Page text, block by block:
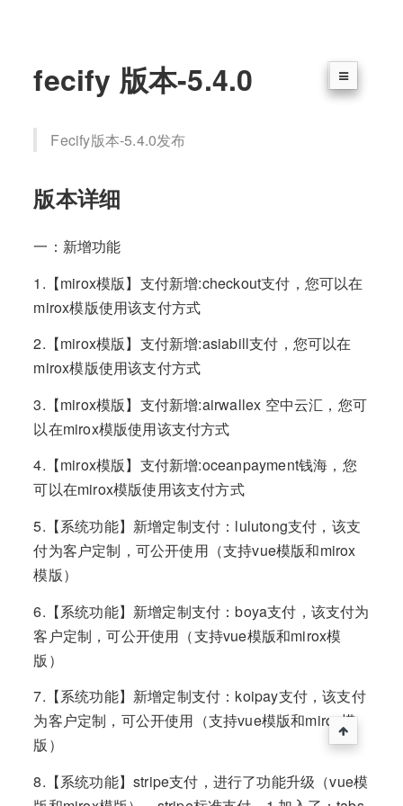
fecify 版本-5.4.0
Fecify版本-5.4.0发布
版本详细
一：新增功能
1.【mirox模版】支付新增:checkout支付，您可以在
mirox模版使用该支付方式
2.【mirox模版】支付新增:asiabill支付，您可以在
mirox模版使用该支付方式
3.【mirox模版】支付新增:airwallex 空中云汇，您可
以在mirox模版使用该支付方式
4.【mirox模版】支付新增:oceanpayment钱海，您
可以在mirox模版使用该支付方式
5.【系统功能】新增定制支付：lulutong支付，该支
付为客户定制，可公开使用（支持vue模版和mirox
模版）
6.【系统功能】新增定制支付：boya支付，该支付为
客户定制，可公开使用（支持vue模版和mirox模
版）
7.【系统功能】新增定制支付：koipay支付，该支付
为客户定制，可公开使用（支持vue模版和mirox模
版）
8.【系统功能】stripe支付，进行了功能升级（vue模